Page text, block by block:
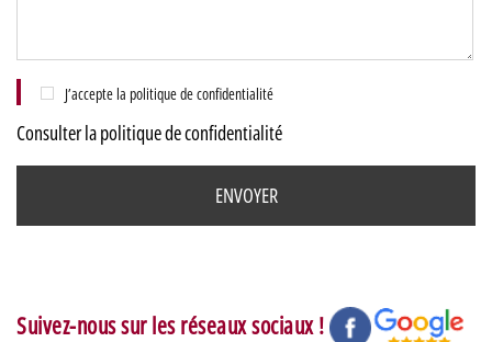
J’accepte la politique de confidentialité
Consulter la politique de confidentialité
Suivez-nous sur les réseaux sociaux !